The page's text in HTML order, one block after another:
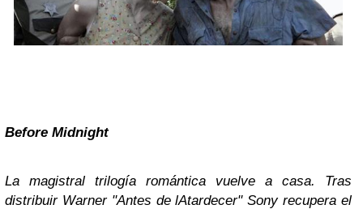
Before Midnight
La magistral trilogía romántica vuelve a casa. Tras
distribuir Warner "Antes de lAtardecer" Sony recupera el